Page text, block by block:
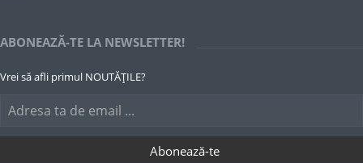
ABONEAZĂ-TE LA NEWSLETTER!
Vrei să afli primul NOUTĂȚILE?